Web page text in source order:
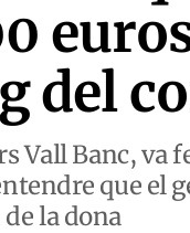
del
Vall Banc, va
que el
la dona